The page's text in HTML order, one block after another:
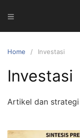
content
Home Investasi
Investasi
Artikel dan